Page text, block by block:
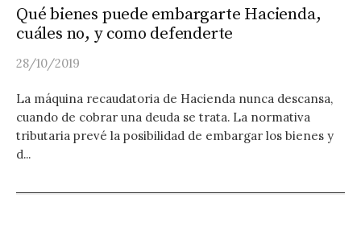
Qué bienes puede embargarte Hacienda,
cuáles no, y como defenderte
28/10/2019
La máquina recaudatoria de Hacienda nunca descansa,
cuando de cobrar una deuda se trata. La normativa
tributaria prevé la posibilidad de embargar los bienes y
d...